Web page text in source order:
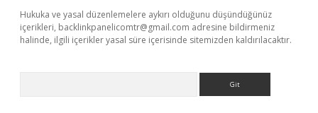
Hukuka ve yasal düzenlemelere aykırı olduğunu düşündüğünüz
içerikleri, backlinkpanelicomtr@gmail.com adresine bildirmeniz
halinde, ilgili içerikler yasal süre içerisinde sitemizden kaldırılacaktır.